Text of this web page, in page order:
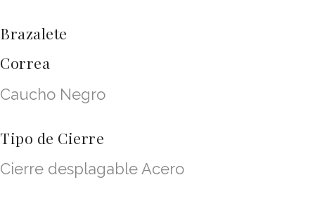
Brazalete
Correa
Caucho Negro
Tipo de Cierre
Cierre desplagable Acero